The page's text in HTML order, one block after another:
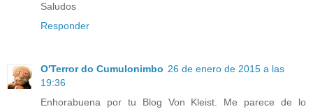
Saludos
Responder
O'Terror do Cumulonimbo 26 de enero de 2015 a las
19:36
Enhorabuena por tu Blog Von Kleist. Me parece de lo